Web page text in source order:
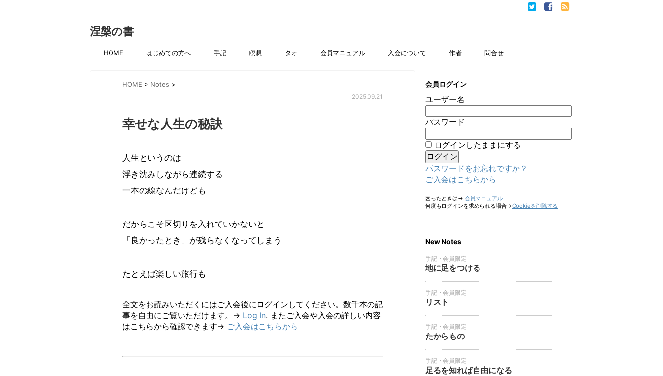
涅槃の書
HOME はじめての方へ 手記 瞑想 タオ 会員マニュアル 入会について 作者 問合せ
HOME > Notes >
2025.09.21
幸せな人生の秘訣
人生というのは
浮き沈みしながら連続する
一本の線なんだけども
だからこそ区切りを入れていかないと
「良かったとき」が残らなくなってしまう
たとえば楽しい旅行も
全文をお読みいただくにはご入会後にログインしてください。数千本の記
事を自由にご覧いただけます。→ Log In. またご入会や入会の詳しい内容
はこちらから確認できます→ ご入会はこちらから
会員ログイン
ユーザー名
パスワード
ログインしたままにする
パスワードをお忘れですか？
ご入会はこちらから
困ったときは→ 会員マニュアル
何度もログインを求められる場合→Cookieを削除する
New Notes
手記・会員限定
地に足をつける
手記・会員限定
リスト
手記・会員限定
たからもの
手記・会員限定
足るを知れば自由になる